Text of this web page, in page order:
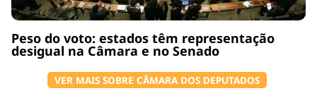
Peso do voto: estados têm representação
desigual na Câmara e no Senado
VER MAIS SOBRE CÂMARA DOS DEPUTADOS